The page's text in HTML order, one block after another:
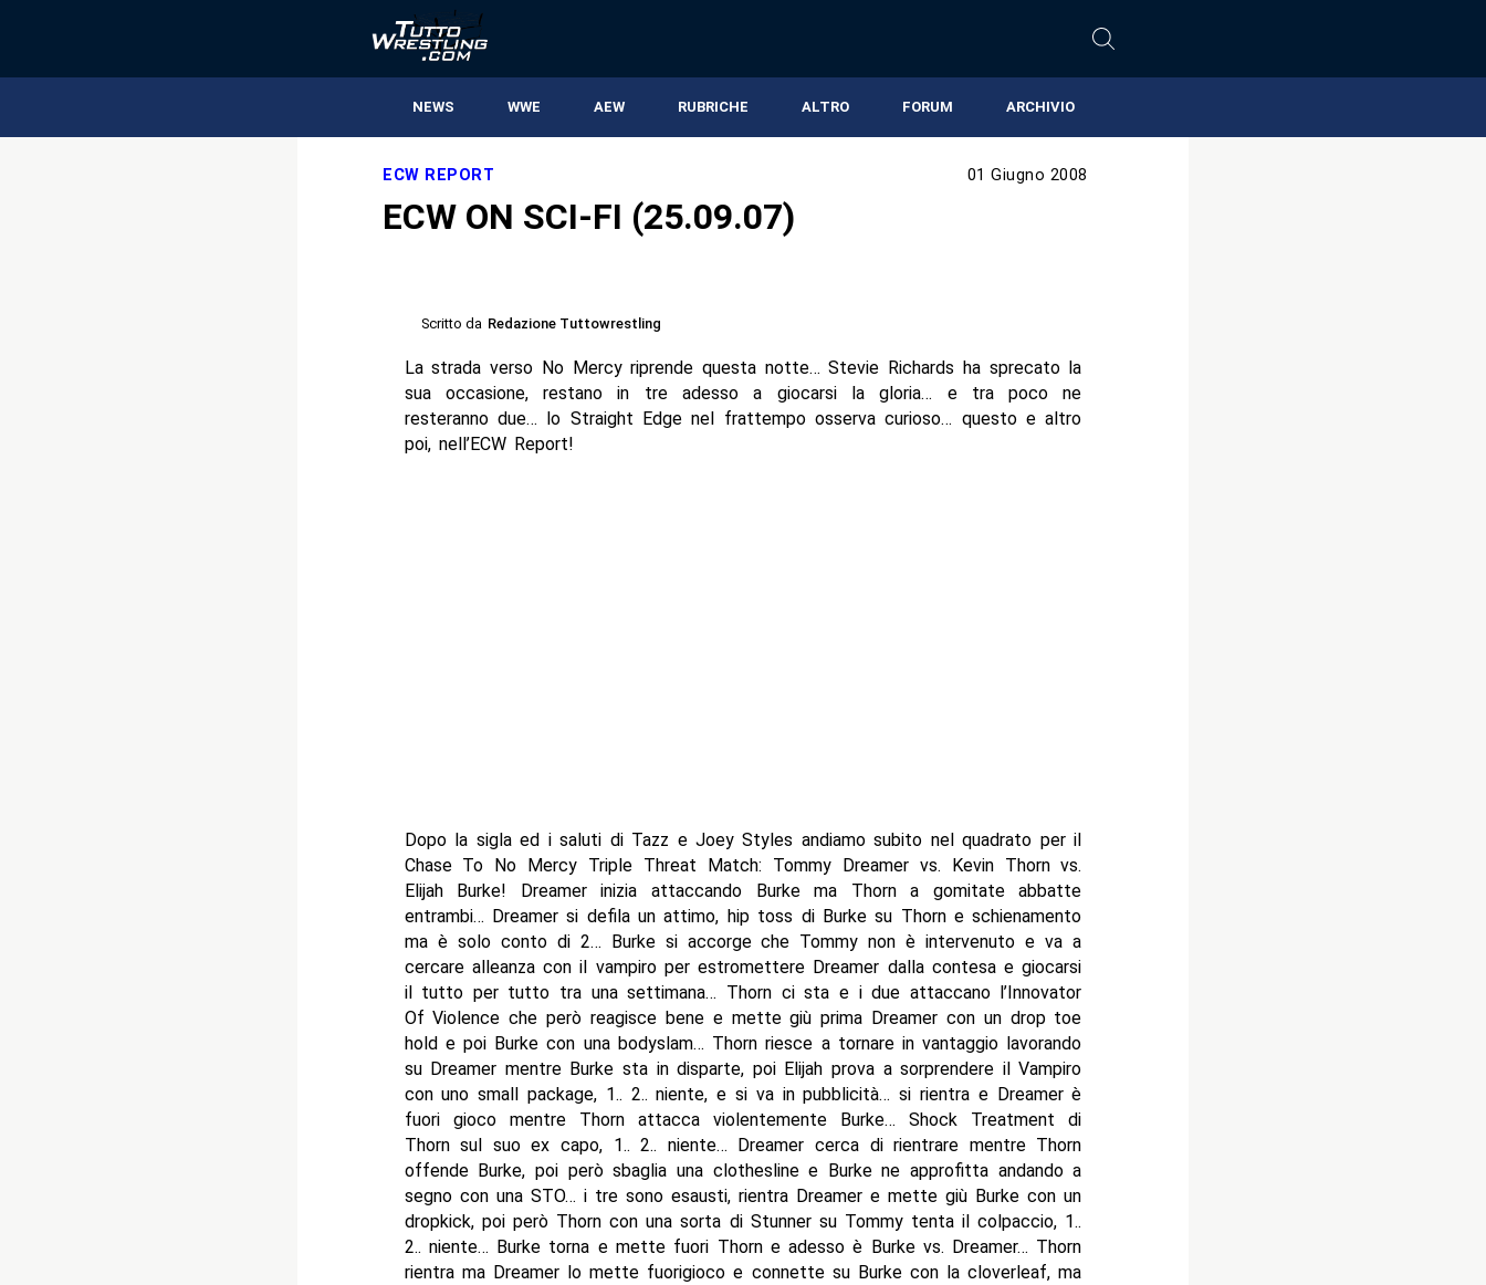
NEWS WWE AEW RUBRICHE ALTRO FORUM ARCHIVIO
ECW REPORT 01 Giugno 2008
ECW ON SCI-FI (25.09.07)
Scritto da Redazione Tuttowrestling
La strada verso No Mercy riprende questa notte… Stevie Richards ha sprecato la
sua occasione, restano in tre adesso a giocarsi la gloria… e tra poco ne
resteranno due… lo Straight Edge nel frattempo osserva curioso… questo e altro
poi, nell’ECW Report!
Dopo la sigla ed i saluti di Tazz e Joey Styles andiamo subito nel quadrato per il
Chase To No Mercy Triple Threat Match: Tommy Dreamer vs. Kevin Thorn vs.
Elijah Burke! Dreamer inizia attaccando Burke ma Thorn a gomitate abbatte
entrambi… Dreamer si defila un attimo, hip toss di Burke su Thorn e schienamento
ma è solo conto di 2… Burke si accorge che Tommy non è intervenuto e va a
cercare alleanza con il vampiro per estromettere Dreamer dalla contesa e giocarsi
il tutto per tutto tra una settimana… Thorn ci sta e i due attaccano l’Innovator
Of Violence che però reagisce bene e mette giù prima Dreamer con un drop toe
hold e poi Burke con una bodyslam… Thorn riesce a tornare in vantaggio lavorando
su Dreamer mentre Burke sta in disparte, poi Elijah prova a sorprendere il Vampiro
con uno small package, 1.. 2.. niente, e si va in pubblicità… si rientra e Dreamer è
fuori gioco mentre Thorn attacca violentemente Burke… Shock Treatment di
Thorn sul suo ex capo, 1.. 2.. niente… Dreamer cerca di rientrare mentre Thorn
offende Burke, poi però sbaglia una clothesline e Burke ne approfitta andando a
segno con una STO… i tre sono esausti, rientra Dreamer e mette giù Burke con un
dropkick, poi però Thorn con una sorta di Stunner su Tommy tenta il colpaccio, 1..
2.. niente… Burke torna e mette fuori Thorn e adesso è Burke vs. Dreamer… Thorn
rientra ma Dreamer lo mette fuorigioco e connette su Burke con la cloverleaf, ma